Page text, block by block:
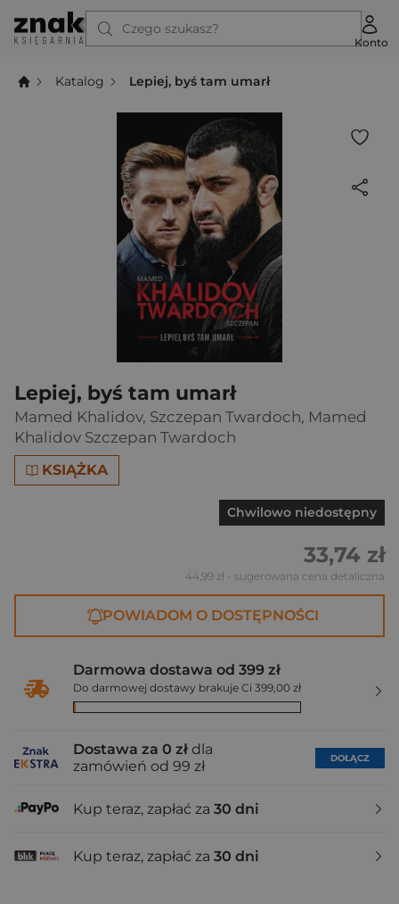
Czego szukasz?
Konto
Katalog Lepiej, byś tam umarł
Lepiej, byś tam umarł
Mamed Khalidov, Szczepan Twardoch, Mamed
Khalidov Szczepan Twardoch
KSIĄŻKA
Chwilowo niedostępny
33,74 zł
44,99 zł - sugerowana cena detaliczna
POWIADOM O DOSTĘPNOŚCI
Darmowa dostawa od 399 zł
Do darmowej dostawy brakuje Ci 399,00 zł
Dostawa za 0 zł dla
zamówień od 99 zł
DOŁĄCZ
Kup teraz, zapłać za 30 dni
Kup teraz, zapłać za 30 dni